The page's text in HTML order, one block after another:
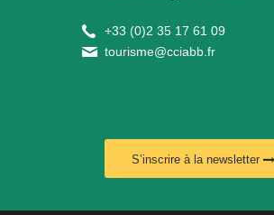
+33 (0)2 35 17 61 09
tourisme@cciabb.fr
S’inscrire à la newsletter